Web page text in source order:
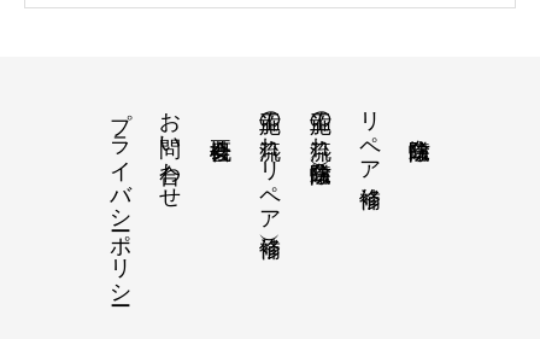
リペア補修
施工の流れ（白蟻防除）
施工の流れ（リペア補修）
お問い合わせ
プライバシーポリシー